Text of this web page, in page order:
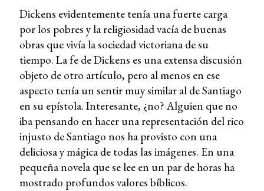
Dickens evidentemente tenía una fuerte carga
por los pobres y la religiosidad vacía de buenas
obras que vivía la sociedad victoriana de su
tiempo. La fe de Dickens es una extensa discusión
objeto de otro artículo, pero al menos en ese
aspecto tenía un sentir muy similar al de Santiago
en su epístola. Interesante, ¿no? Alguien que no
iba pensando en hacer una representación del rico
injusto de Santiago nos ha provisto con una
deliciosa y mágica de todas las imágenes. En una
pequeña novela que se lee en un par de horas ha
mostrado profundos valores bíblicos.